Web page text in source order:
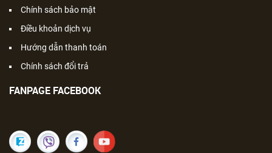
Chính sách bảo mật
Điều khoản dịch vụ
Hướng dẫn thanh toán
Chính sách đổi trả
FANPAGE FACEBOOK